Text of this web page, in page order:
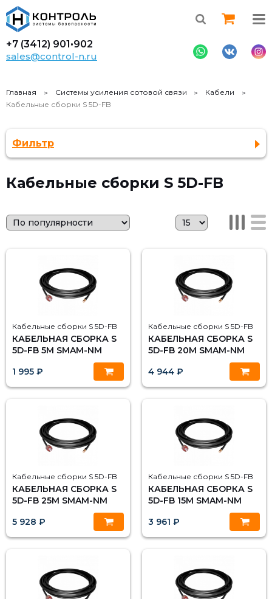
+7 (3412) 901•902
sales@control-n.ru
Главная Cистемы усиления сотовой связи
Кабели
Кабельные сборки S 5D-FB
Кабельные сборки S 5D-FB
Кабельные сборки S 5D-FB
КАБЕЛЬНАЯ СБОРКА S
5D-FB 5М SMAM-NM
1 995 ₽
Кабельные сборки S 5D-FB
КАБЕЛЬНАЯ СБОРКА S
5D-FB 20М SMAM-NM
4 944 ₽
Кабельные сборки S 5D-FB
КАБЕЛЬНАЯ СБОРКА S
5D-FB 25М SMAM-NM
5 928 ₽
Кабельные сборки S 5D-FB
КАБЕЛЬНАЯ СБОРКА S
5D-FB 15М SMAM-NM
3 961 ₽
Фильтр